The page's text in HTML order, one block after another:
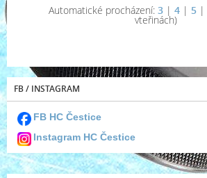
Automatické procházení: 3 | 4 | 5 |
vteřinách)
FB / INSTAGRAM
FB HC Čestice
Instagram HC Čestice